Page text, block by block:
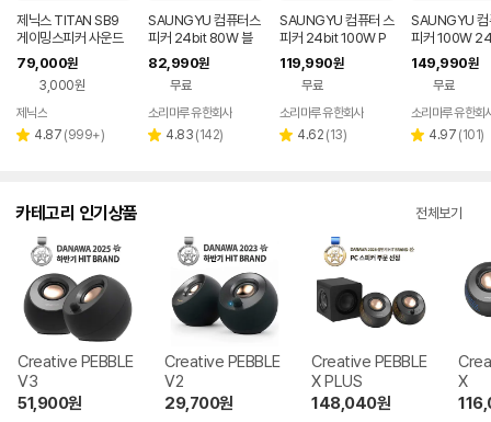
제닉스 TITAN SB9
게이밍스피커 사운드
바 컴퓨터스피커
79,000원
3,000원
페이
제닉스
별 4.87 리
(999+)
SAUNGYU 컴퓨터스
피커 24bit 80W 블
루투스 USB DAC AU
X 옵티컬 연결
82,990원
무료
소리마루 유한회사
별 4.83 리
(142)
SAUNGYU 컴퓨터 스
피커 24bit 100W P
C 블루투스 게이밍 BK
4020D 3세대
119,990원
무료
소리마루 유한회사
별 4.62 리
(13)
SAUNGYU 컴
피커 100W
디오 2채널 PC
블루투스 연결
149,990원
무료
소리마루 유한회
별 4.97 리
(101)
카테고리 인기상품 전체보기
Creative PEBBLE
V3
51,900원
Creative PEBBLE
V2
29,700원
Creative PEBBLE
X PLUS
148,040원
X